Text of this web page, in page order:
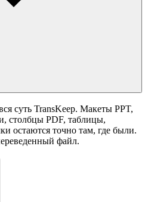
суть TransKeep. Макеты PPT,
столбцы PDF, таблицы,
остаются точно там, где были.
файл.